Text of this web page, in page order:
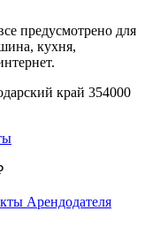
предусмотрено для
кухня,
край 354000
Арендодателя